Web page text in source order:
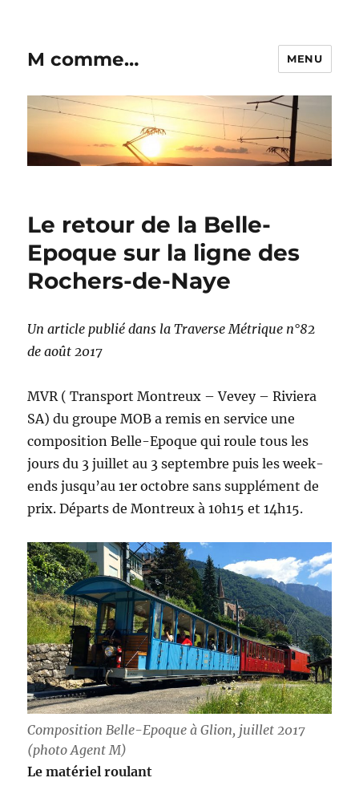
M comme… MENU
Le retour de la Belle-
Epoque sur la ligne des
Rochers-de-Naye
Un article publié dans la Traverse Métrique n°82
de août 2017
MVR ( Transport Montreux – Vevey – Riviera
SA) du groupe MOB a remis en service une
composition Belle-Epoque qui roule tous les
jours du 3 juillet au 3 septembre puis les week-
ends jusqu’au 1er octobre sans supplément de
prix. Départs de Montreux à 10h15 et 14h15.
Composition Belle-Epoque à Glion, juillet 2017
(photo Agent M)
Le matériel roulant